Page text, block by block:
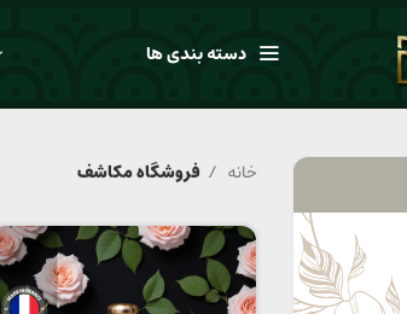
دسته بندی ها
خانه فروشگاه مکاشف